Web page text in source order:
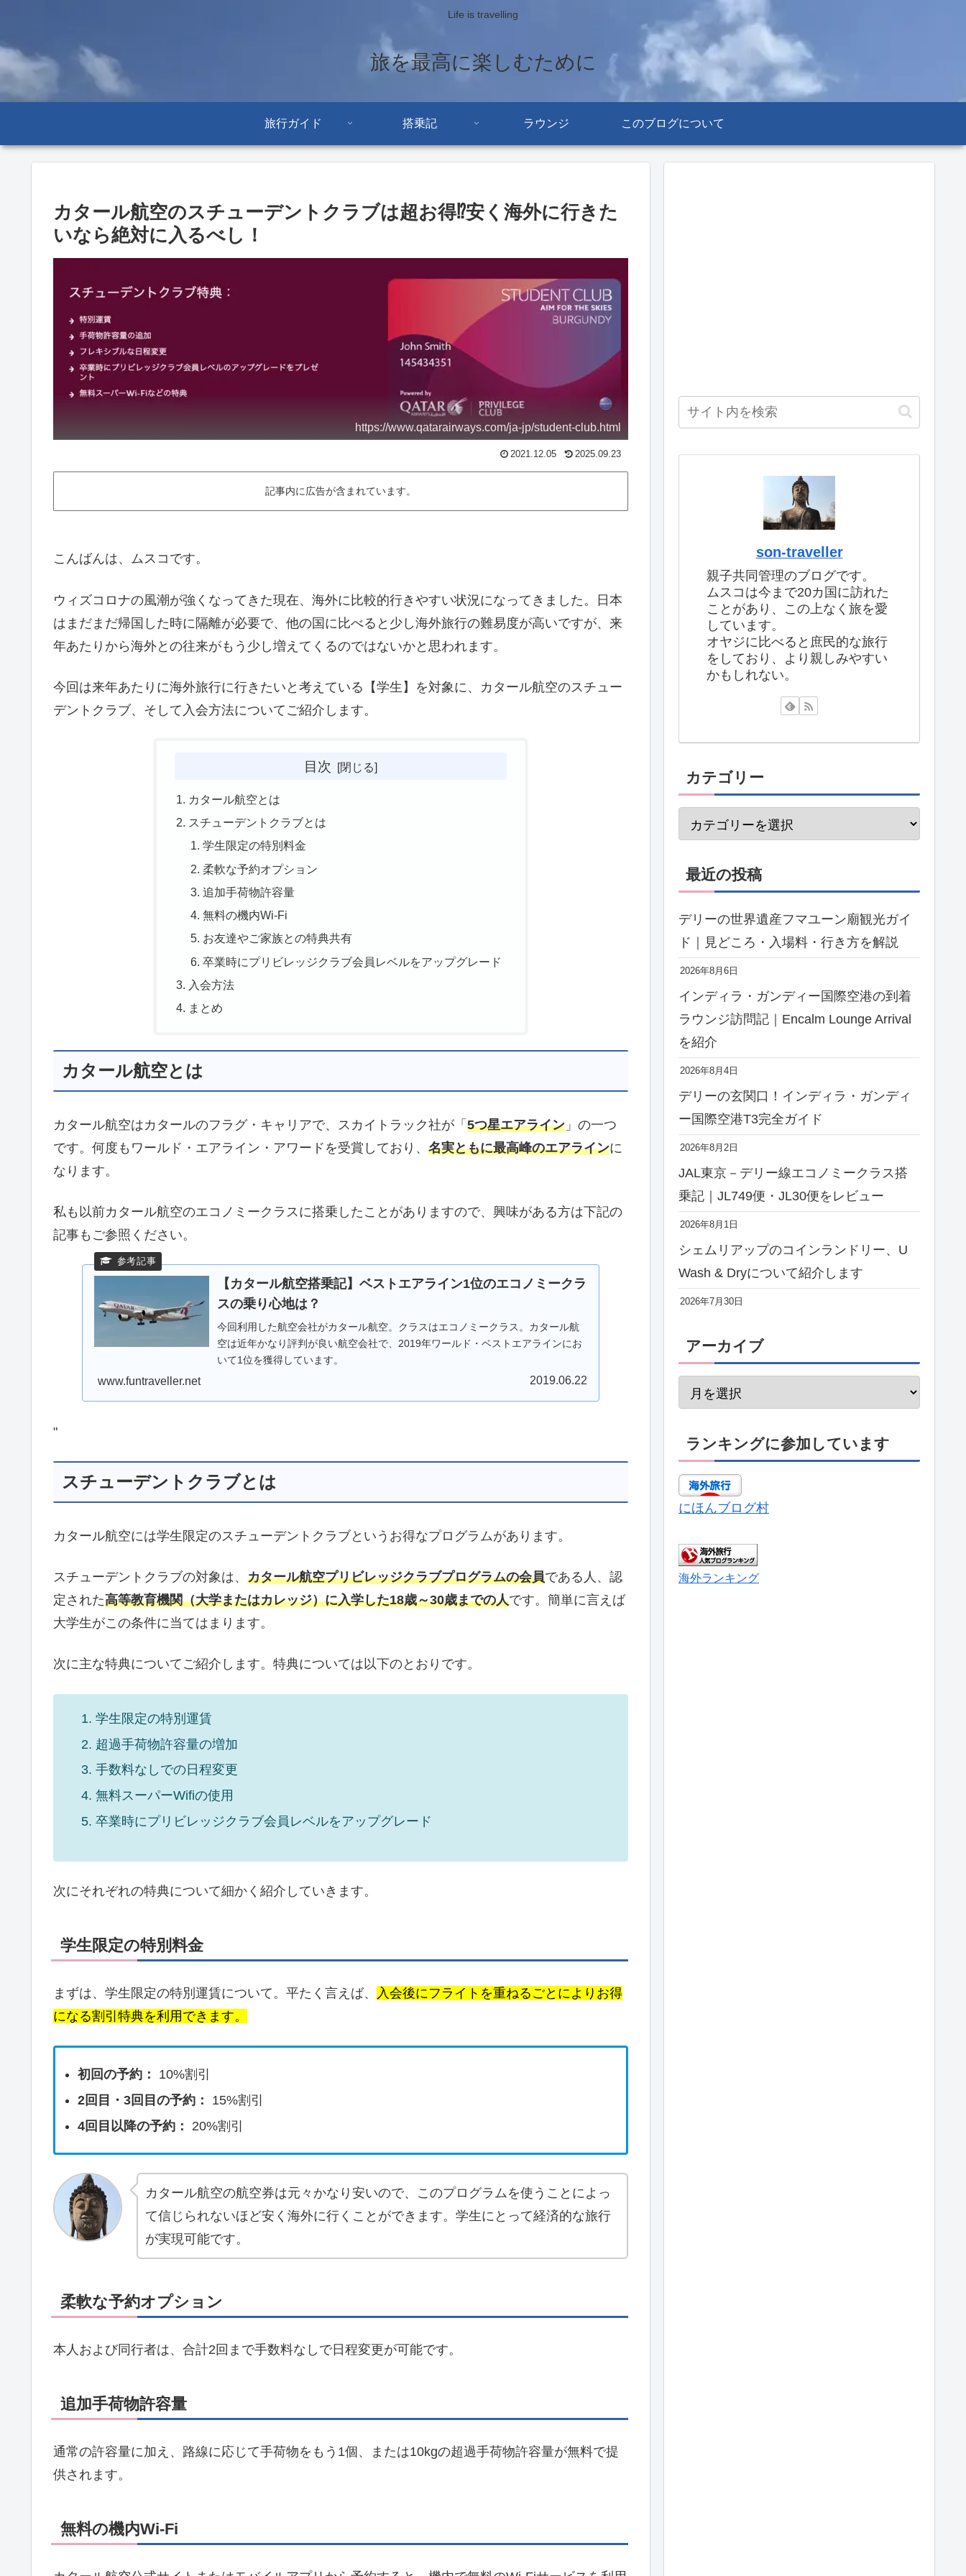
Life is travelling
旅を最高に楽しむために
旅行ガイド 搭乗記 ラウンジ このブログについて
カタール航空のスチューデントクラブは超お得⁉安く海外に行きた
いなら絶対に入るべし！
https://www.qatarairways.com/ja-jp/student-club.html
2021.12.05 2025.09.23
記事内に広告が含まれています。
こんばんは、ムスコです。
ウィズコロナの風潮が強くなってきた現在、海外に比較的行きやすい状況になってきました。日本
はまだまだ帰国した時に隔離が必要で、他の国に比べると少し海外旅行の難易度が高いですが、来
年あたりから海外との往来がもう少し増えてくるのではないかと思われます。
今回は来年あたりに海外旅行に行きたいと考えている【学生】を対象に、カタール航空のスチュー
デントクラブ、そして入会方法についてご紹介します。
目次
カタール航空とは
スチューデントクラブとは
学生限定の特別料金
柔軟な予約オプション
追加手荷物許容量
無料の機内Wi-Fi
お友達やご家族との特典共有
卒業時にプリビレッジクラブ会員レベルをアップグレード
入会方法
まとめ
カタール航空とは
カタール航空はカタールのフラグ・キャリアで、スカイトラック社が「 5つ星エアライン 」の一つ
です。何度もワールド・エアライン・アワードを受賞しており、 名実ともに最高峰のエアラインに
なります。
私も以前カタール航空のエコノミークラスに搭乗したことがありますので、興味がある方は下記の
記事もご参照ください。
【カタール航空搭乗記】ベストエアライン1位のエコノミークラ
スの乗り心地は？
今回利用した航空会社がカタール航空。クラスはエコノミークラス。カタール航
空は近年かなり評判が良い航空会社で、2019年ワールド・ベストエアラインにお
いて1位を獲得しています。
www.funtraveller.net 2019.06.22
"
スチューデントクラブとは
カタール航空には学生限定のスチューデントクラブというお得なプログラムがあります。
スチューデントクラブの対象は、 カタール航空プリビレッジクラブプログラムの会員である人、認
定された高等教育機関（大学またはカレッジ）に入学した18歳～30歳までの人です。簡単に言えば
大学生がこの条件に当てはまります。
次に主な特典についてご紹介します。特典については以下のとおりです。
学生限定の特別運賃
超過手荷物許容量の増加
手数料なしでの日程変更
無料スーパーWifiの使用
卒業時にプリビレッジクラブ会員レベルをアップグレード
次にそれぞれの特典について細かく紹介していきます。
学生限定の特別料金
まずは、学生限定の特別運賃について。平たく言えば、
入会後にフライトを重ねるごとによりお得
になる割引特典を利用できます。
初回の予約：
10%割引
2回目・3回目の予約：
15%割引
4回目以降の予約：
20%割引
カタール航空の航空券は元々かなり安いので、このプログラムを使うことによっ
て信じられないほど安く海外に行くことができます。学生にとって経済的な旅行
が実現可能です。
柔軟な予約オプション
本人および同行者は、合計2回まで手数料なしで日程変更が可能です。
追加手荷物許容量
通常の許容量に加え、路線に応じて手荷物をもう1個、または10kgの超過手荷物許容量が無料で提
供されます。
無料の機内Wi-Fi
son-traveller
親子共同管理のブログです。
ムスコは今まで20カ国に訪れた
ことがあり、この上なく旅を愛
しています。
オヤジに比べると庶民的な旅行
をしており、より親しみやすい
かもしれない。
カテゴリー
最近の投稿
デリーの世界遺産フマユーン廟観光ガイ
ド｜見どころ・入場料・行き方を解説
2026年8月6日
インディラ・ガンディー国際空港の到着
ラウンジ訪問記｜Encalm Lounge Arrival
を紹介
2026年8月4日
デリーの玄関口！インディラ・ガンディ
ー国際空港T3完全ガイド
2026年8月2日
JAL東京－デリー線エコノミークラス搭
乗記｜JL749便・JL30便をレビュー
2026年8月1日
シェムリアップのコインランドリー、U
Wash & Dryについて紹介します
2026年7月30日
アーカイブ
ランキングに参加しています
にほんブログ村
海外ランキング